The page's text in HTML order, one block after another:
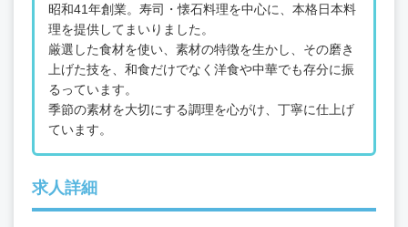
昭和41年創業。寿司・懐石料理を中心に、本格日本料
理を提供してまいりました。
厳選した食材を使い、素材の特徴を生かし、その磨き
上げた技を、和食だけでなく洋食や中華でも存分に振
るっています。
季節の素材を大切にする調理を心がけ、丁寧に仕上げ
ています。
求人詳細